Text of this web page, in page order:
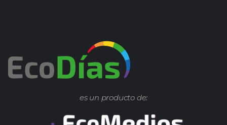
es un producto de: